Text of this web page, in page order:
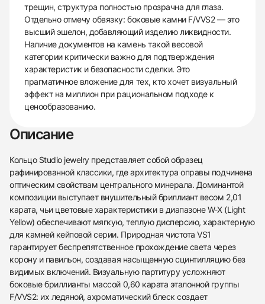
трещин, структура полностью прозрачна для глаза.
Отдельно отмечу обвязку: боковые камни F/VVS2 — это
высший эшелон, добавляющий изделию ликвидности.
Наличие документов на камень такой весовой
категории критически важно для подтверждения
характеристик и безопасности сделки. Это
прагматичное вложение для тех, кто хочет визуальный
эффект на миллион при рациональном подходе к
ценообразованию.
Описание
Кольцо Studio jewelry представляет собой образец
рафинированной классики, где архитектура оправы подчинена
оптическим свойствам центрального минерала. Доминантой
композиции выступает внушительный бриллиант весом 2,01
карата, чьи цветовые характеристики в диапазоне W-X (Light
Yellow) обеспечивают мягкую, теплую дисперсию, характерную
для камней кейповой серии. Природная чистота VS1
гарантирует беспрепятственное прохождение света через
корону и павильон, создавая насыщенную сцинтилляцию без
видимых включений. Визуальную партитуру усложняют
боковые бриллианты массой 0,60 карата эталонной группы
F/VVS2: их ледяной, ахроматический блеск создает